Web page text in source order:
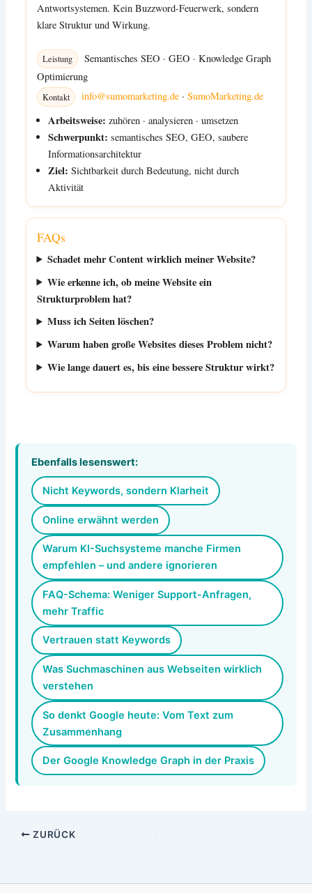
Antwortsystemen. Kein Buzzword-Feuerwerk, sondern
klare Struktur und Wirkung.
Leistung Semantisches SEO ·GEO ·Knowledge Graph
Optimierung
Kontakt info@sumomarketing.de ·SumoMarketing.de
Arbeitsweise: zuhören · analysieren · umsetzen
Schwerpunkt: semantisches SEO, GEO, saubere
Informationsarchitektur
Ziel: Sichtbarkeit durch Bedeutung, nicht durch
Aktivität
FAQs
Schadet mehr Content wirklich meiner Website?
Wie erkenne ich, ob meine Website ein
Strukturproblem hat?
Muss ich Seiten löschen?
Warum haben große Websites dieses Problem nicht?
Wie lange dauert es, bis eine bessere Struktur wirkt?
Ebenfalls lesenswert:
Nicht Keywords, sondern Klarheit
Online erwähnt werden
Warum KI-Suchsysteme manche Firmen
empfehlen – und andere ignorieren
FAQ-Schema: Weniger Support-Anfragen,
mehr Traffic
Vertrauen statt Keywords
Was Suchmaschinen aus Webseiten wirklich
verstehen
So denkt Google heute: Vom Text zum
Zusammenhang
Der Google Knowledge Graph in der Praxis
ZURÜCK